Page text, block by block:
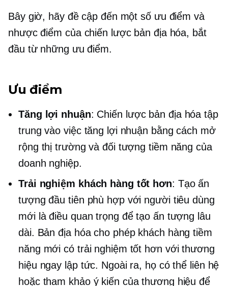
Bây giờ, hãy đề cập đến một số ưu điểm và
nhược điểm của chiến lược bản địa hóa, bắt
đầu từ những ưu điểm.
Ưu điểm
Tăng lợi nhuận: Chiến lược bản địa hóa tập
trung vào việc tăng lợi nhuận bằng cách mở
rộng thị trường và đối tượng tiềm năng của
doanh nghiệp.
Trải nghiệm khách hàng tốt hơn: Tạo ấn
tượng đầu tiên phù hợp với người tiêu dùng
mới là điều quan trọng để tạo ấn tượng lâu
dài. Bản địa hóa cho phép khách hàng tiềm
năng mới có trải nghiệm tốt hơn với thương
hiệu ngay lập tức. Ngoài ra, họ có thể liên hệ
hoặc tham khảo ý kiến ​​​​của thương hiệu để